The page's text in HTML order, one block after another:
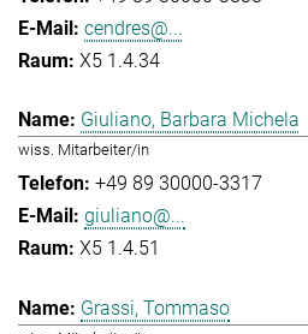
cendres@...
X5 1.4.34
Giuliano, Barbara Michela
wiss. Mitarbeiter/in
+49 89 30000-3317
giuliano@...
X5 1.4.51
Grassi, Tommaso